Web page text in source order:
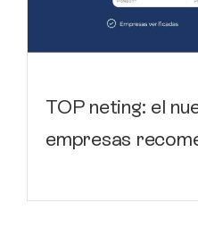
TOP neting: el
empresas